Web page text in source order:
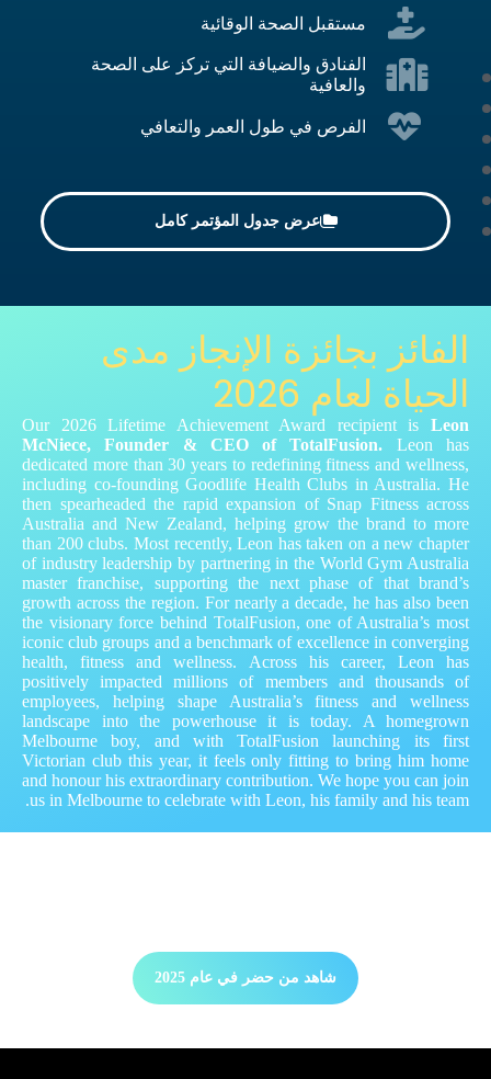
مستقبل الصحة الوقائية
الفنادق والضيافة التي تركز على الصحة
والعافية
الفرص في طول العمر والتعافي
عرض جدول المؤتمر كامل
الفائز بجائزة الإنجاز مدى
الحياة لعام 2026
Our 2026 Lifetime Achievement Award recipient is Leon
McNiece, Founder & CEO of TotalFusion. Leon has
dedicated more than 30 years to redefining fitness and wellness,
including co‑founding Goodlife Health Clubs in Australia. He
then spearheaded the rapid expansion of Snap Fitness across
Australia and New Zealand, helping grow the brand to more
than 200 clubs. Most recently, Leon has taken on a new chapter
of industry leadership by partnering in the World Gym Australia
master franchise, supporting the next phase of that brand’s
growth across the region. For nearly a decade, he has also been
the visionary force behind TotalFusion, one of Australia’s most
iconic club groups and a benchmark of excellence in converging
health, fitness and wellness. Across his career, Leon has
positively impacted millions of members and thousands of
employees, helping shape Australia’s fitness and wellness
landscape into the powerhouse it is today. A homegrown
Melbourne boy, and with TotalFusion launching its first
Victorian club this year, it feels only fitting to bring him home
and honour his extraordinary contribution. We hope you can join
us in Melbourne to celebrate with Leon, his family and his team.
شاهد من حضر في عام 2025